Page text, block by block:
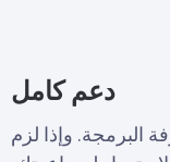
دعم كامل
وإذا لزم